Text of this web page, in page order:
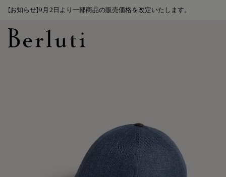
【お知らせ】9月2日より一部商品の販売価格を改定いたします。